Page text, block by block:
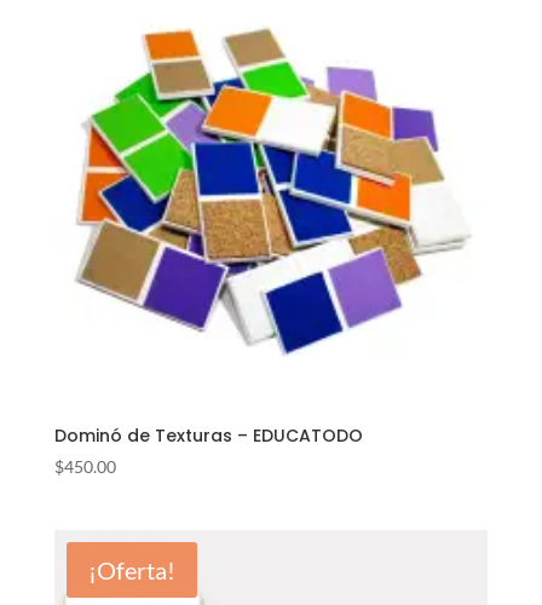
Dominó de Texturas – EDUCATODO
$450.00
¡Oferta!